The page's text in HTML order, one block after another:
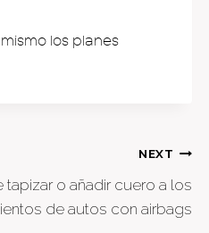
los planes
NEXT
tapizar o añadir cuero a los
de autos con airbags